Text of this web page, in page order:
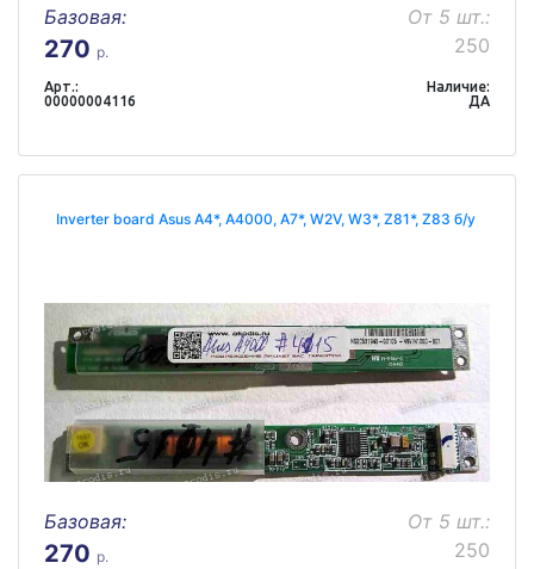
Базовая:
270 р.
От 5 шт.:
250
Арт.:
00000004116
Наличие:
ДА
Inverter board Asus A4*, A4000, A7*, W2V, W3*, Z81*, Z83 б/у
Базовая:
270 р.
От 5 шт.:
250